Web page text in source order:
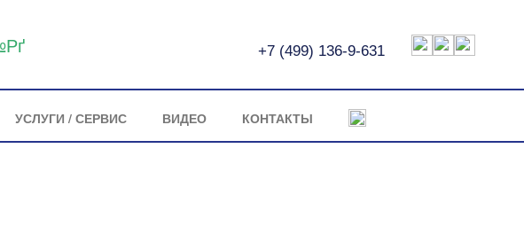
+7 (499) 136-9-631
УСЛУГИ / СЕРВИС ВИДЕО КОНТАКТЫ